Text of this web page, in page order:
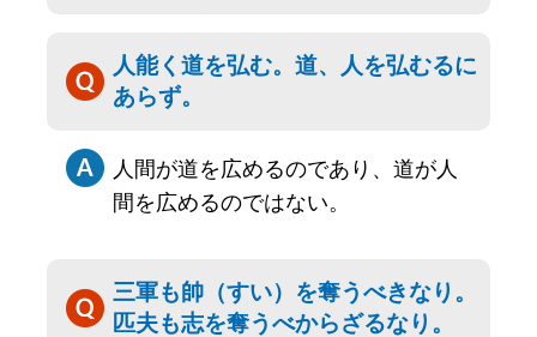
人能く道を弘む。道、人を弘むるに
あらず。
人間が道を広めるのであり、道が人
間を広めるのではない。
三軍も帥（すい）を奪うべきなり。
匹夫も志を奪うべからざるなり。